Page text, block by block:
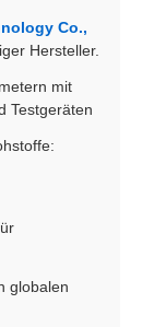
Co.,
Hersteller.
mit
Testgeräten
globalen